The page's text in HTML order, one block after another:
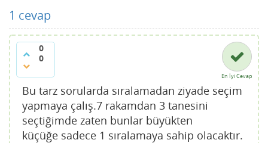
1 cevap
0
0
En İyi Cevap
Bu tarz sorularda sıralamadan ziyade seçim
yapmaya çalış.7 rakamdan 3 tanesini
seçtiğimde zaten bunlar büyükten
küçüğe sadece 1 sıralamaya sahip olacaktır.